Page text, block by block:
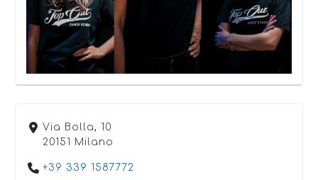
Via Bolla, 10
20151 Milano
+39 339 1587772